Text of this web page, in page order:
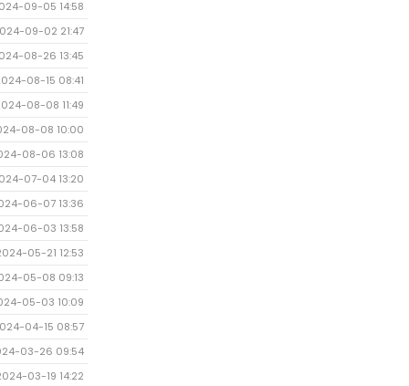
09-05 14:58
09-02 21:47
08-26 13:45
08-15 08:41
08-08 11:49
08-08 10:00
08-06 13:08
07-04 13:20
06-07 13:36
06-03 13:58
05-21 12:53
05-08 09:13
05-03 10:09
04-15 08:57
03-26 09:54
03-19 14:22